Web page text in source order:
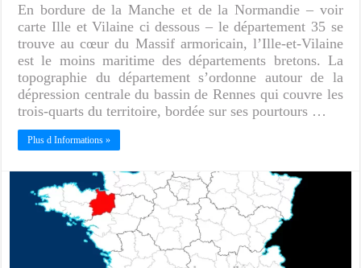
En bordure de la Manche et de la Normandie – voir
carte Ille et Vilaine ci dessous – le département 35 se
trouve au cœur du Massif armoricain, l’Ille-et-Vilaine
est le moins maritime des départements bretons. La
topographie du département s’ordonne autour de la
dépression centrale du bassin de Rennes qui couvre les
trois-quarts du territoire, bordée sur ses pourtours …
Plus d Informations »